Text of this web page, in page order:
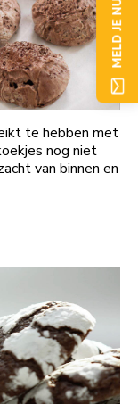
te hebben met
nog niet
van binnen en